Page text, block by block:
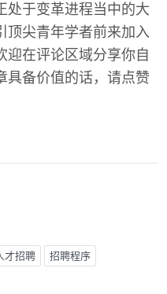
处于变革进程当中的大
顶尖青年学者前来加入
迎在评论区域分享你自
具备价值的话，请点赞
才招聘 招聘程序